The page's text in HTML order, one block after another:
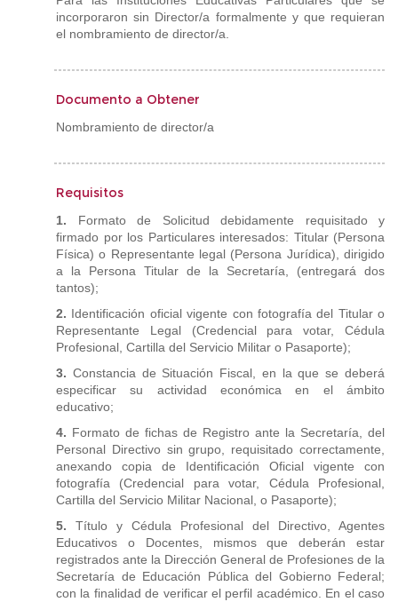
incorporaron sin Director/a formalmente y que requieran
el nombramiento de director/a.
Documento a Obtener
Nombramiento de director/a
Requisitos
1. Formato de Solicitud debidamente requisitado y
firmado por los Particulares interesados: Titular (Persona
Física) o Representante legal (Persona Jurídica), dirigido
a la Persona Titular de la Secretaría, (entregará dos
tantos);
2. Identificación oficial vigente con fotografía del Titular o
Representante Legal (Credencial para votar, Cédula
Profesional, Cartilla del Servicio Militar o Pasaporte);
3. Constancia de Situación Fiscal, en la que se deberá
especificar su actividad económica en el ámbito
educativo;
4. Formato de fichas de Registro ante la Secretaría, del
Personal Directivo sin grupo, requisitado correctamente,
anexando copia de Identificación Oficial vigente con
fotografía (Credencial para votar, Cédula Profesional,
Cartilla del Servicio Militar Nacional, o Pasaporte);
5. Título y Cédula Profesional del Directivo, Agentes
Educativos o Docentes, mismos que deberán estar
registrados ante la Dirección General de Profesiones de la
Secretaría de Educación Pública del Gobierno Federal;
con la finalidad de verificar el perfil académico. En el caso